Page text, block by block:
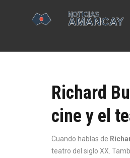
Richard
cine y el
Cuando hablas de
teatro del siglo XX .